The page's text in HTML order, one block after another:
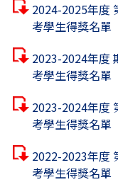
2024-2025年度
考學生得獎名單
2023-2024年度
考學生得獎名單
2023-2024年度
考學生得獎名單
2022-2023年度
考學生得獎名單